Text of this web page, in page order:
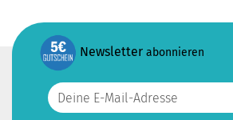
Newsletter abonnieren